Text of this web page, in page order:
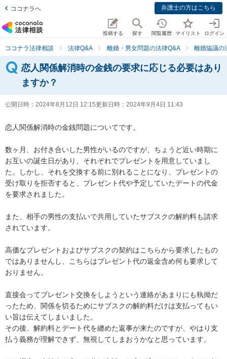
ココナラへ 弁護士の方はこちら
投稿する 探す 閲覧履歴 マイリスト ログイン
ココナラ法律相談 法律Q&A 離婚・男女問題の法律Q&A 離婚協議の
恋人関係解消時の金銭の要求に応じる必要はあり
ますか？
公開日時： 2024年8月12日 12:15更新日時： 2024年9月4日 11:43
恋人関係解消時の金銭問題についてです。
数ヶ月、お付き合いした男性がいるのですが、ちょうど近い時期に
お互いの誕生日があり、それぞれでプレゼントを用意していまし
た。しかし、それを交換する前に別れることになり、プレゼントの
受け取りを拒否すると、プレゼント代や予定していたデートの代金
を要求されました。
また、相手の男性の支払いで共用していたサブスクの解約料も請求
されています。
高価なプレゼントおよびサブスクの契約はこちらから要求したもの
ではありませんし、こちらはプレゼント代の返金含め何も要求して
おりません。
直接会ってプレゼント交換をしようという連絡があまりにも執拗だ
ったため、関係を切るためにサブスクの解約料だけは支払ってもい
い旨は伝えてしまいました。
その後、解約料とデート代を纏めた返事が来たのですが、やはり支
払う義務が理解できず、無視してしまおうかなと思っています。